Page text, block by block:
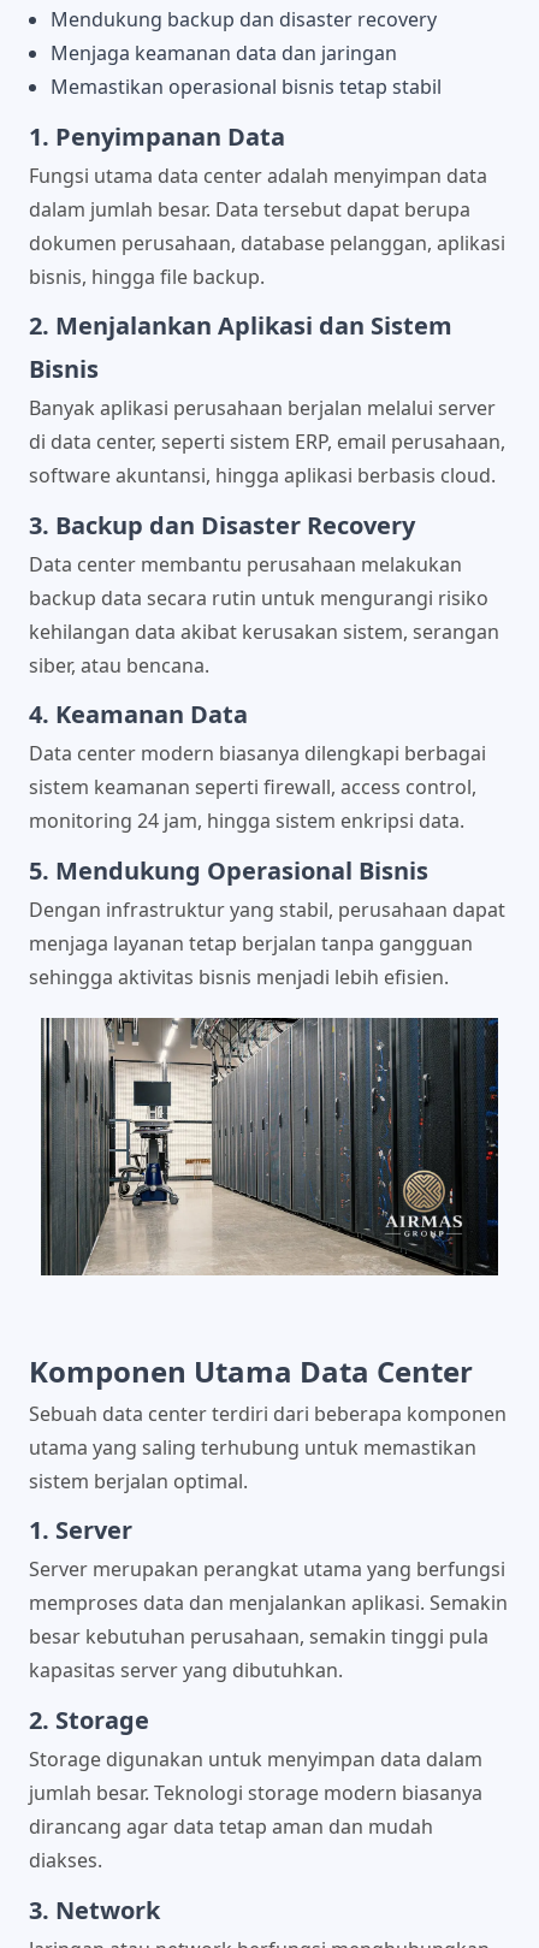
Mendukung backup dan disaster recovery
Menjaga keamanan data dan jaringan
Memastikan operasional bisnis tetap stabil
1. Penyimpanan Data
Fungsi utama data center adalah menyimpan data
dalam jumlah besar. Data tersebut dapat berupa
dokumen perusahaan, database pelanggan, aplikasi
bisnis, hingga file backup.
2. Menjalankan Aplikasi dan Sistem
Bisnis
Banyak aplikasi perusahaan berjalan melalui server
di data center, seperti sistem ERP, email perusahaan,
software akuntansi, hingga aplikasi berbasis cloud.
3. Backup dan Disaster Recovery
Data center membantu perusahaan melakukan
backup data secara rutin untuk mengurangi risiko
kehilangan data akibat kerusakan sistem, serangan
siber, atau bencana.
4. Keamanan Data
Data center modern biasanya dilengkapi berbagai
sistem keamanan seperti firewall, access control,
monitoring 24 jam, hingga sistem enkripsi data.
5. Mendukung Operasional Bisnis
Dengan infrastruktur yang stabil, perusahaan dapat
menjaga layanan tetap berjalan tanpa gangguan
sehingga aktivitas bisnis menjadi lebih efisien.
Komponen Utama Data Center
Sebuah data center terdiri dari beberapa komponen
utama yang saling terhubung untuk memastikan
sistem berjalan optimal.
1. Server
Server merupakan perangkat utama yang berfungsi
memproses data dan menjalankan aplikasi. Semakin
besar kebutuhan perusahaan, semakin tinggi pula
kapasitas server yang dibutuhkan.
2. Storage
Storage digunakan untuk menyimpan data dalam
jumlah besar. Teknologi storage modern biasanya
dirancang agar data tetap aman dan mudah
diakses.
3. Network